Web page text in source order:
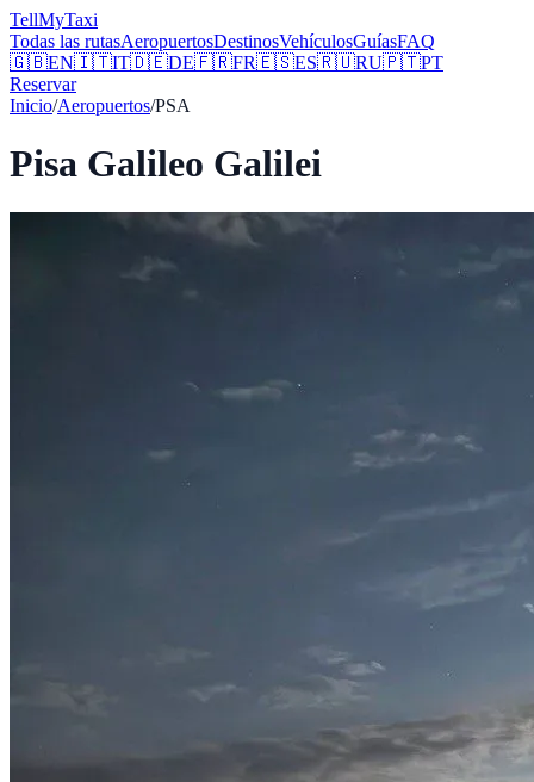
TellMyTaxi
Todas las rutasAeropuertosDestinosVehículosGuíasFAQ
🇬🇧EN🇮🇹IT🇩🇪DE🇫🇷FR🇪🇸ES🇷🇺RU🇵🇹PT
Reservar
Inicio/Aeropuertos/PSA
Pisa Galileo Galilei